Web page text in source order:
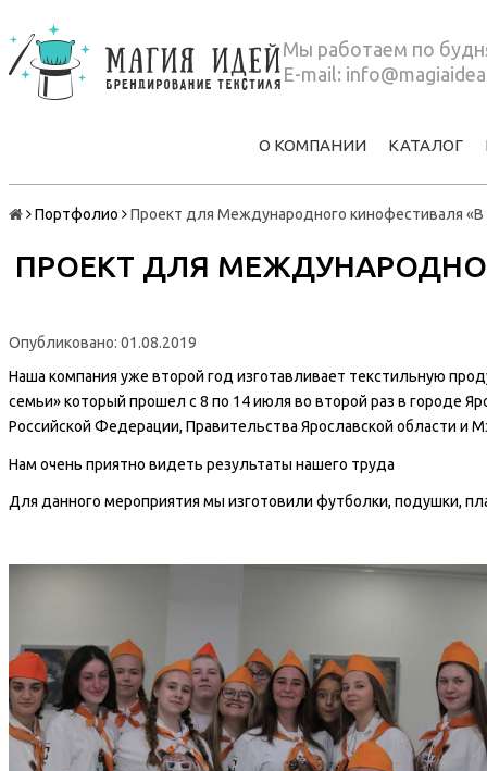
Мы работаем по
E-mail:
О КОМПАНИИ КАТАЛОГ
Портфолио Проект для Международного кинофестиваля «В
ПРОЕКТ ДЛЯ
Опубликовано: 01.08.2019
Наша компания уже второй год изготавливает текстильную
семьи» который прошел с 8 по 14 июля во второй раз в городе
Российской Федерации, Правительства Ярославской области и
Нам очень приятно видеть результаты нашего труда
Для данного мероприятия мы изготовили футболки, подушки,